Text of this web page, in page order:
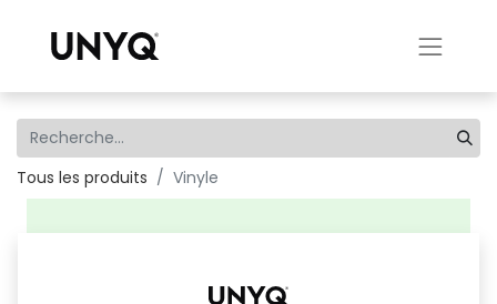
Tous les produits Vinyle